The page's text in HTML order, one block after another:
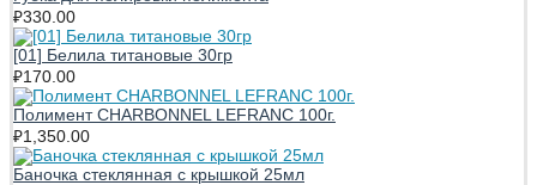
₽330.00
[01] Белила титановые 30гр
₽170.00
Полимент CHARBONNEL LEFRANC 100г.
₽1,350.00
Баночка стеклянная с крышкой 25мл